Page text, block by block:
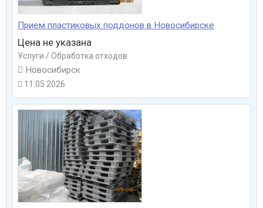
Прием пластиковых поддонов в Новосибирске
Цена не указана
Услуги / Обработка отходов
 Новосибирск
 11.05.2026